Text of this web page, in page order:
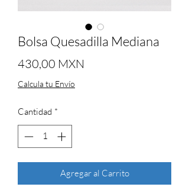
Bolsa Quesadilla Mediana
430,00 MXN
Calcula tu Envío
Cantidad *
Agregar al Carrito